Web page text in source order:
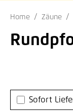
Home Zäune
Sofort